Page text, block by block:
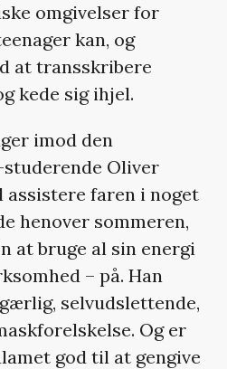
omgivelser for
kan, og
at transskribere
kede sig ihjel.
imod den
Oliver
assistere faren i noget
henover sommeren,
at bruge al sin energi
– på. Han
selvudslettende,
Og er
god til at gengive